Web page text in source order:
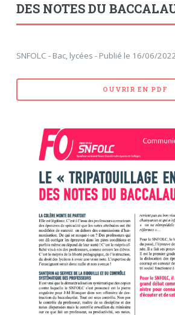
DES NOTES DU
SNFOLC - Bac, lycées - Publié le 16/06/
OUVRIR EN PDF